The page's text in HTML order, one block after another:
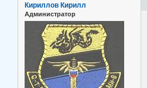
Кириллов Кирилл
Администратор